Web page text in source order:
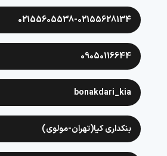
02155605538-02155628134
09050116644
bonakdari_kia
بنکداری کیا(تهران-مولوی)